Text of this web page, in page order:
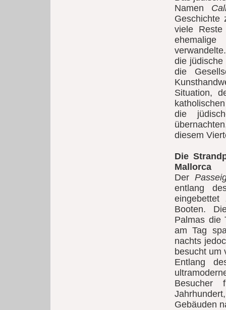
Namen
Geschichte
viele
die
die
Situation,
die
diesem
Die
Mallorca
Der
entlang
Booten.
Palmas die
am Tag
nachts
besucht um
Entlang
Gebäuden